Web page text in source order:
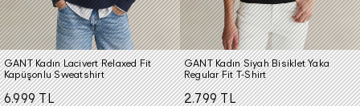
GANT Kadın Lacivert Relaxed Fit
Kapüşonlu Sweatshirt
6.999 TL
GANT Kadın Siyah Bisiklet Yaka
Regular Fit T-Shirt
2.799 TL